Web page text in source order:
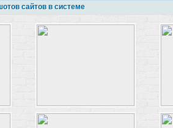
сайтов в системе